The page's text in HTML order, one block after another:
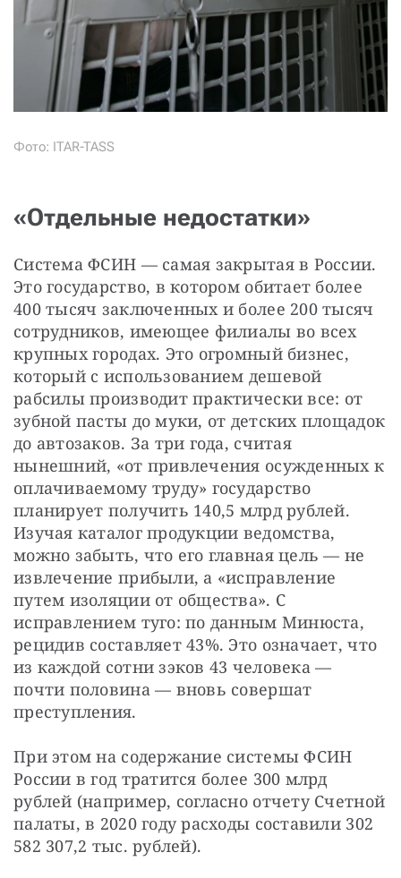
Фото: ITAR-TASS
«Отдельные недостатки»
Система ФСИН — самая закрытая в России.
Это государство, в котором обитает более
400 тысяч заключенных и более 200 тысяч
сотрудников, имеющее филиалы во всех
крупных городах. Это огромный бизнес,
который с использованием дешевой
рабсилы производит практически все: от
зубной пасты до муки, от детских площадок
до автозаков. За три года, считая
нынешний, «от привлечения осужденных к
оплачиваемому труду» государство
планирует получить 140,5 млрд рублей.
Изучая каталог продукции ведомства,
можно забыть, что его главная цель — не
извлечение прибыли, а «исправление
путем изоляции от общества». С
исправлением туго: по данным Минюста,
рецидив составляет 43%. Это означает, что
из каждой сотни зэков 43 человека —
почти половина — вновь совершат
преступления.
При этом на содержание системы ФСИН
России в год тратится более 300 млрд
рублей (например, согласно отчету Счетной
палаты, в 2020 году расходы составили 302
582 307,2 тыс. рублей).